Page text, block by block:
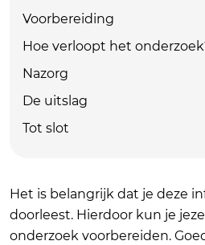
Voorbereiding
Hoe verloopt het
Nazorg
De uitslag
Tot slot
Het is belangrijk dat je deze
doorleest. Hierdoor kun je
onderzoek voorbereiden.